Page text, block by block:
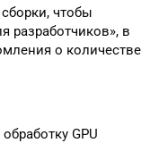
чтобы
разработчиков», в
о количестве
GPU